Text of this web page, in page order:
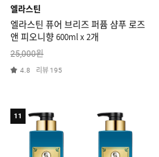
엘라스틴
엘라스틴 퓨어 브리즈 퍼퓸 샴푸 로즈
앤 피오니향 600ml x 2개
25,000원
4.8 리뷰 195
11